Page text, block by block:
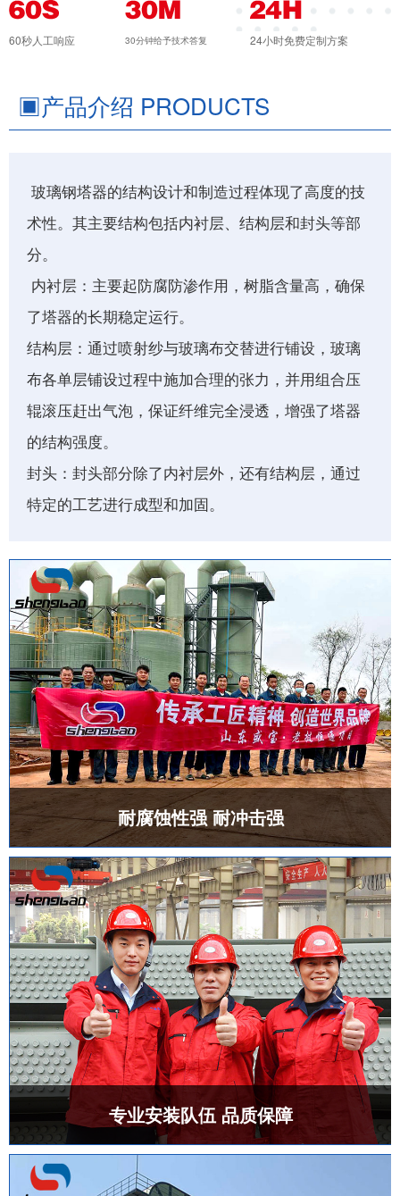
60秒人工响应 30分钟给予技术答复 24小时免费定制方案
▣产品介绍 PRODUCTS
玻璃钢塔器的结构设计和制造过程体现了高度的技
术性。其主要结构包括内衬层、结构层和封头等部
分。
内衬层：主要起防腐防渗作用，树脂含量高，确保
了塔器的长期稳定运行。
结构层：通过喷射纱与玻璃布交替进行铺设，玻璃
布各单层铺设过程中施加合理的张力，并用组合压
辊滚压赶出气泡，保证纤维完全浸透，增强了塔器
的结构强度。
封头：封头部分除了内衬层外，还有结构层，通过
特定的工艺进行成型和加固。
耐腐蚀性强 耐冲击强
专业安装队伍 品质保障